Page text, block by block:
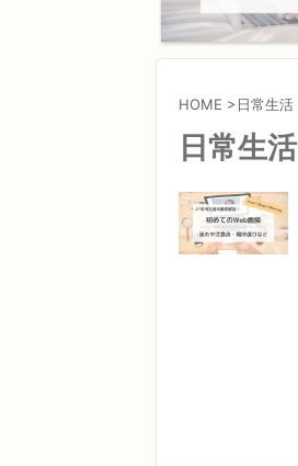
HOME >日常生活
日常生活